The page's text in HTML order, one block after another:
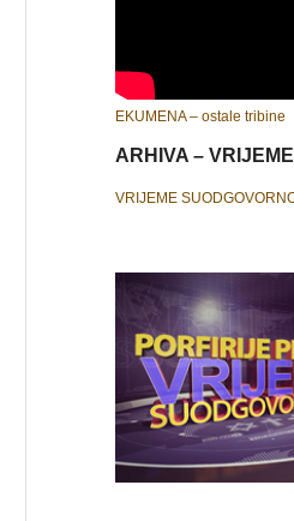
EKUMENA – ostale tribine
ARHIVA –
VRIJEME